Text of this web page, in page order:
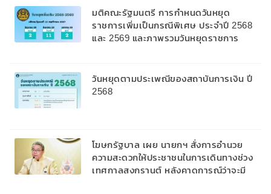
มติคณะรัฐมนตรี การกำหนดวันหยุด
ราชการเพิ่มเป็นกรณีพิเศษ ประจำปี 2568
และ 2569 และภาพรวมวันหยุดราชการ
วันหยุดตามประเพณีของสถาบันการเงิน ปี
2568
​โฆษกรัฐบาล เผย นายกฯ สั่งการอำนวย
ความสะดวกให้ประชาชนในการเดินทางช่วง
เทศกาลสงกรานต์ หลังคาดการณ์ว่าจะมี